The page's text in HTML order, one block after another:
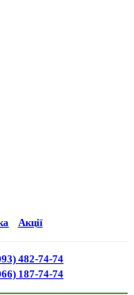
Акції
482-74-74
187-74-74